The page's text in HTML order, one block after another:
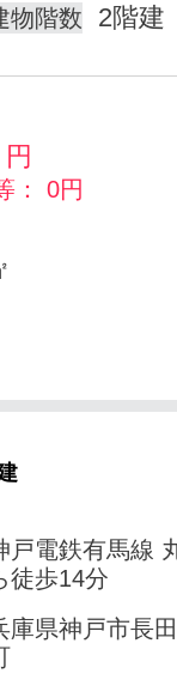
物階数 2階建
円
： 0円
戸電鉄有馬線
徒歩14分
庫県神戸市長